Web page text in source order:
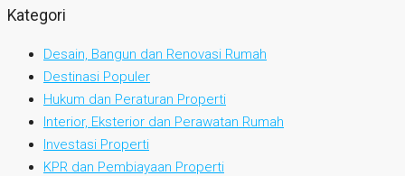
Kategori
Desain, Bangun dan Renovasi Rumah
Destinasi Populer
Hukum dan Peraturan Properti
Interior, Eksterior dan Perawatan Rumah
Investasi Properti
KPR dan Pembiayaan Properti